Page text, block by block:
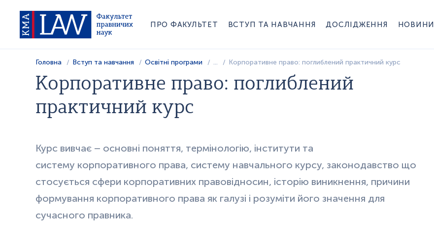
ПРО ФАКУЛЬТЕТ ВСТУП ТА НАВЧАННЯ ДОСЛІДЖЕННЯ НОВИНИ
Головна Вступ та навчання Освітні програми ... Корпоративне право: поглиблений практичний курс
Корпоративне право: поглиблений
практичний курс
Курс вивчає – основні поняття, термінологію, інститути та
систему корпоративного права, систему навчального курсу, законодавство що
стосується сфери корпоративних правовідносин, історію виникнення, причини
формування корпоративного права як галузі і розуміти його значення для
сучасного правника.